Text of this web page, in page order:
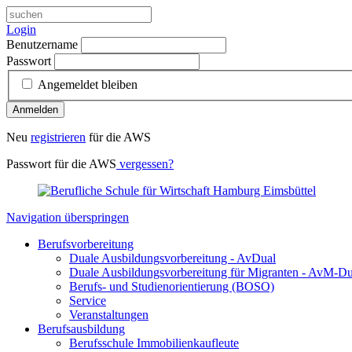
Login
Benutzername
Passwort
Angemeldet bleiben
Anmelden
Neu registrieren für die AWS
Passwort für die AWS vergessen?
Navigation überspringen
Berufsvorbereitung
Duale Ausbildungsvorbereitung - AvDual
Duale Ausbildungsvorbereitung für Migranten - AvM-
Berufs- und Studienorientierung (BOSO)
Service
Veranstaltungen
Berufsausbildung
Berufsschule Immobilienkaufleute